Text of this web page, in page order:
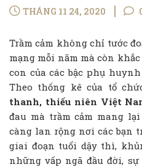
THÁNG 11 24, 2020
Trầm cảm không chỉ tước
mạng mỗi năm mà còn
con của các bậc phụ
Theo thống kê của tổ
thanh, thiếu niên Việt
đau mà trầm cảm mang
càng lan rộng nơi các bạn
giai đoạn tuổi dậy thì,
những vấp ngã đầu đời,